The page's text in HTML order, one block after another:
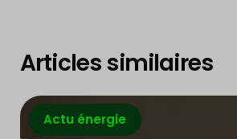
Articles similaires
Actu énergie